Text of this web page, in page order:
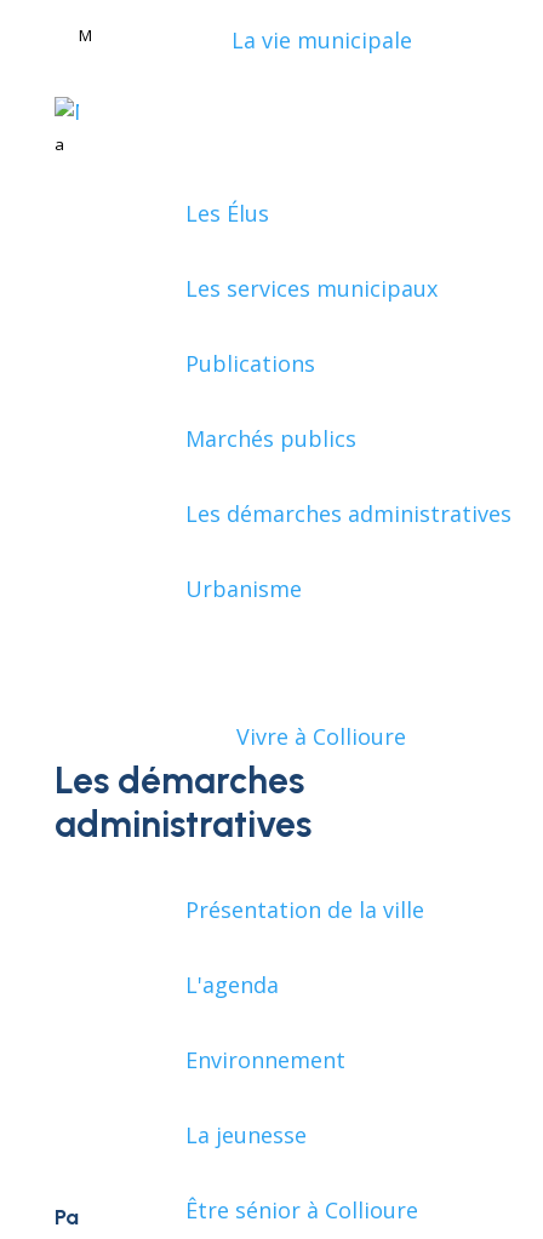
a
M La vie municipale
Les Élus
Les services municipaux
Publications
Marchés publics
Les démarches administratives
Urbanisme
Vivre à Collioure
Présentation de la ville
L'agenda
Environnement
La jeunesse
Être sénior à Collioure
Les démarches
administratives
Particuliers